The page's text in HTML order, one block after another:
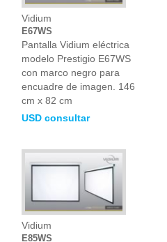
Vidium
E67WS
Pantalla Vidium eléctrica
modelo Prestigio E67WS
con marco negro para
encuadre de imagen. 146
cm x 82 cm
USD consultar
Vidium
E85WS